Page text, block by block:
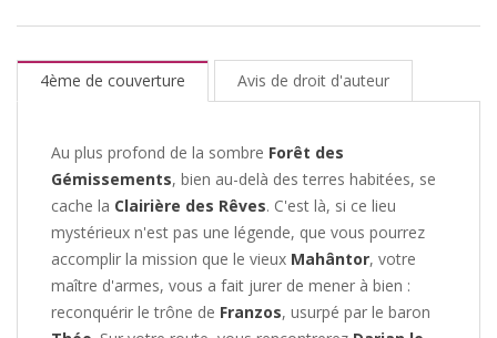
4ème de couverture Avis de droit d'auteur
Au plus profond de la sombre Forêt des
Gémissements, bien au-delà des terres habitées, se
cache la Clairière des Rêves. C'est là, si ce lieu
mystérieux n'est pas une légende, que vous pourrez
accomplir la mission que le vieux Mahântor, votre
maître d'armes, vous a fait jurer de mener à bien :
reconquérir le trône de Franzos, usurpé par le baron